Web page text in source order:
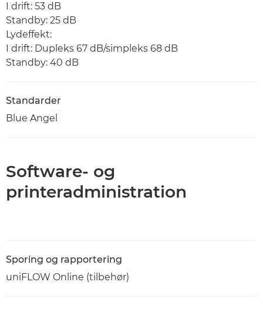
I drift: 53 dB
Standby: 25 dB
Lydeffekt:
I drift: Dupleks 67 dB/simpleks 68 dB
Standby: 40 dB
Standarder
Blue Angel
Software- og
printeradministration
Sporing og rapportering
uniFLOW Online (tilbehør)